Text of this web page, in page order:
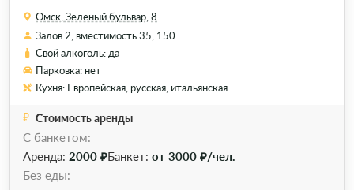
Омск, Зелёный бульвар, 8
Залов 2, вместимость 35, 150
Свой алкоголь: да
Парковка: нет
Кухня: Европейская, русская, итальянская
Стоимость аренды
С банкетом:
Аренда: 2000 ₽Банкет: от 3000 ₽/чел.
Без еды: